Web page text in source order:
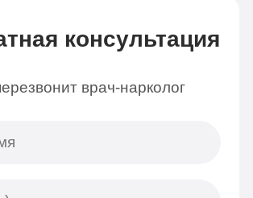
консультация
врач-нарколог